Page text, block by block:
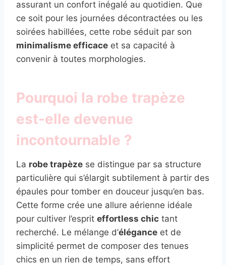
assurant un confort inégalé au quotidien. Que
ce soit pour les journées décontractées ou les
soirées habillées, cette robe séduit par son
minimalisme efficace et sa capacité à
convenir à toutes morphologies.
Pourquoi la robe trapèze
est-elle devenue
incontournable ?
La robe trapèze se distingue par sa structure
particulière qui s’élargit subtilement à partir des
épaules pour tomber en douceur jusqu’en bas.
Cette forme crée une allure aérienne idéale
pour cultiver l’esprit effortless chic tant
recherché. Le mélange d’élégance et de
simplicité permet de composer des tenues
chics en un rien de temps, sans effort